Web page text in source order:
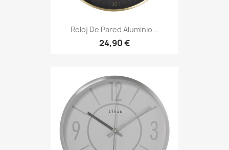
Reloj De Pared Aluminio...
24,90 €